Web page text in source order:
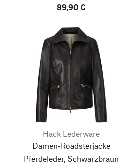
89,90 €
Hack Lederware
Damen-Roadsterjacke
Pferdeleder, Schwarzbraun